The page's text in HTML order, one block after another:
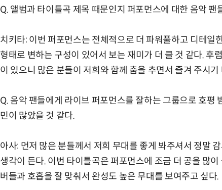
Q. 앨범과 타이틀곡 제목 때문인지 퍼포먼스에 대한 음악 팬
치키타: 이번 퍼포먼스는 전체적으로 더 파워풀하고 디테일
형태로 변하는 구성이 있어서 보는 재미가 더 클 것 같다. 후
이 있으니 많은 분들이 저희와 함께 춤을 추면서 즐겨 주시기
Q. 음악 팬들에게 라이브 퍼포먼스를 잘하는 그룹으로 호평
민이 많았을 것 같다.
아사: 먼저 많은 분들께서 저희 무대를 좋게 봐주셔서 정말
생각이 든다. 이번 타이틀곡은 퍼포먼스에 조금 더 공을 많
버들과 호흡을 잘 맞춰서 완성도 높은 무대를 보여주고 싶다.